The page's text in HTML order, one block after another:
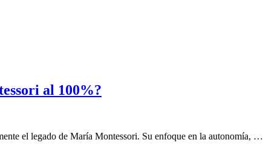
al 100%?
el legado de María Montessori. Su enfoque en la autonomía, …